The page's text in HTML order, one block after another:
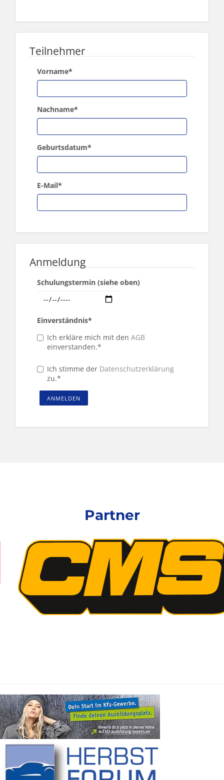
Teilnehmer
Vorname*
Nachname*
Geburtsdatum*
E-Mail*
Anmeldung
Schulungstermin (siehe oben)
Einverständnis*
Ich erkläre mich mit den AGB
einverstanden.*
Ich stimme der Datenschutzerklärung
zu.*
Partner